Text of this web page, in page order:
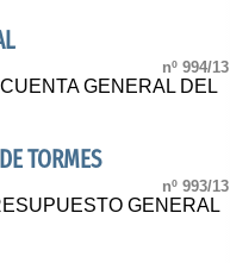
nº 994/13
GENERAL DEL
TORMES
nº 993/13
GENERAL